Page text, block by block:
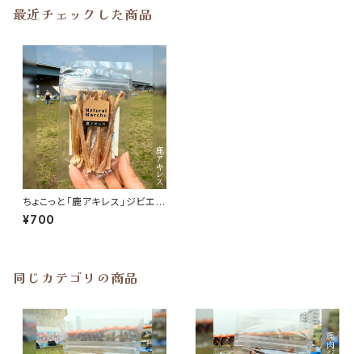
最近チェックした商品
ちょこっと「鹿アキレス」ジビエ鹿
おやつ
¥700
同じカテゴリの商品